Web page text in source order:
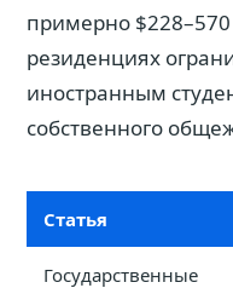
примерно
резиденциях
иностранным
собственного
Статья
Государственные